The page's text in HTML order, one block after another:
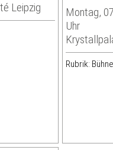
Leipzig
Montag,
Uhr
Rubrik: Bühne